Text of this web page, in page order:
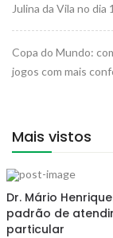
Julina da Vila no dia
Copa do Mundo:
jogos com mais
Mais vistos
Dr. Mário
padrão de
particular